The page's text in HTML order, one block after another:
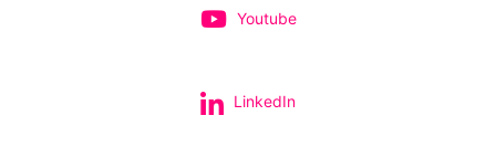
Youtube
LinkedIn